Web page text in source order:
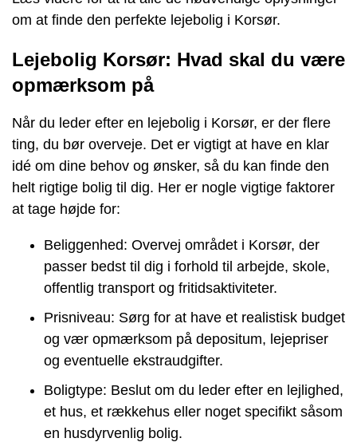
om at finde den perfekte lejebolig i Korsør.
Lejebolig Korsør: Hvad skal du være
opmærksom på
Når du leder efter en lejebolig i Korsør, er der flere
ting, du bør overveje. Det er vigtigt at have en klar
idé om dine behov og ønsker, så du kan finde den
helt rigtige bolig til dig. Her er nogle vigtige faktorer
at tage højde for:
Beliggenhed: Overvej området i Korsør, der
passer bedst til dig i forhold til arbejde, skole,
offentlig transport og fritidsaktiviteter.
Prisniveau: Sørg for at have et realistisk budget
og vær opmærksom på depositum, lejepriser
og eventuelle ekstraudgifter.
Boligtype: Beslut om du leder efter en lejlighed,
et hus, et rækkehus eller noget specifikt såsom
en husdyrvenlig bolig.